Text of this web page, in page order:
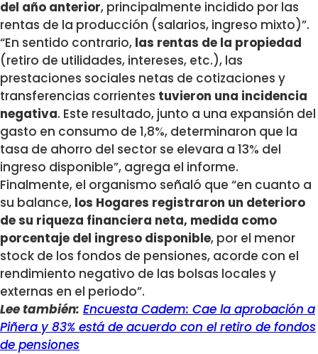
del año anterior, principalmente incidido por las
rentas de la producción (salarios, ingreso mixto)”.
“En sentido contrario, las rentas de la propiedad
(retiro de utilidades, intereses, etc.), las
prestaciones sociales netas de cotizaciones y
transferencias corrientes tuvieron una incidencia
negativa. Este resultado, junto a una expansión del
gasto en consumo de 1,8%, determinaron que la
tasa de ahorro del sector se elevara a 13% del
ingreso disponible”, agrega el informe.
Finalmente, el organismo señaló que “en cuanto a
su balance, los Hogares registraron un deterioro
de su riqueza financiera neta, medida como
porcentaje del ingreso disponible, por el menor
stock de los fondos de pensiones, acorde con el
rendimiento negativo de las bolsas locales y
externas en el periodo”.
Lee también: Encuesta Cadem: Cae la aprobación a
Piñera y 83% está de acuerdo con el retiro de fondos
de pensiones